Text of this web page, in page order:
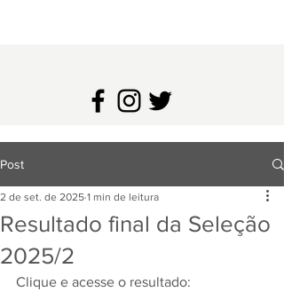
Post
Resultado final da Seleção
2025/2
2 de set. de 2025 1 min de leitura
Clique e acesse o resultado: